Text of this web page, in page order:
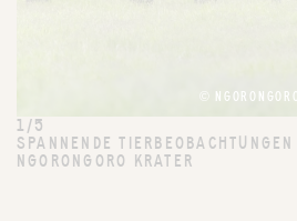
©
1/5
SPANNENDE TIERBEOBACHTUNGEN
NGORONGORO KRATER